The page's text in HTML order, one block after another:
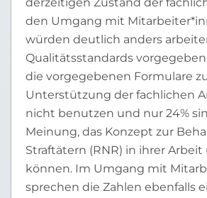
den Umgang mit
würden deutlich anders
Qualitätsstandards
die vorgegebenen Formulare
Unterstützung der fachlichen
nicht benutzen und nur 24%
Meinung, das Konzept zur
Straftätern (RNR) in ihrer
können. Im Umgang mit
sprechen die Zahlen ebenfalls